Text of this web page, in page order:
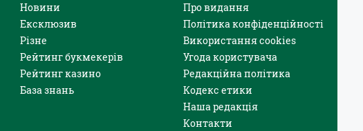
Новини
Ексклюзив
Різне
Рейтинг букмекерів
Рейтинг казино
База знань
Про видання
Політика конфіденційності
Використання cookies
Угода користувача
Редакційна політика
Кодекс етики
Наша редакція
Контакти